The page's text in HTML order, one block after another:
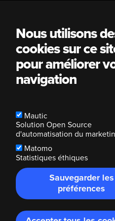
Main
Code Enigma
Nous utilisons
cookies sur ce
pour améliorer
navigation
Mautic
Solution Open Source
d'automatisation du
Matomo
Statistiques éthiques
Sauvegarder les
préférences